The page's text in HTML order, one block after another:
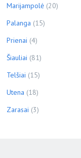
Marijampolė (20)
Palanga (15)
Prienai (4)
Šiauliai (81)
Telšiai (15)
Utena (18)
Zarasai (3)